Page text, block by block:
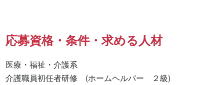
応募資格・条件・求める人材
医療・福祉・介護系
介護職員初任者研修　(ホームヘルパー　２級)